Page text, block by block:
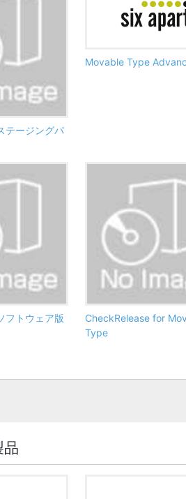
テージングパ
Movable Type
フトウェア版
CheckRelease for
Type
品